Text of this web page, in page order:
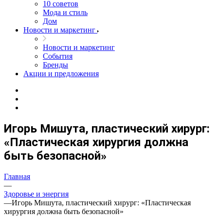
10 советов
Мода и стиль
Дом
Новости и маркетинг
Новости и маркетинг
События
Бренды
Акции и предложения
Игорь Мишута, пластический хирург:
«Пластическая хирургия должна
быть безопасной»
Главная
—
Здоровье и энергия
—Игорь Мишута, пластический хирург: «Пластическая
хирургия должна быть безопасной»